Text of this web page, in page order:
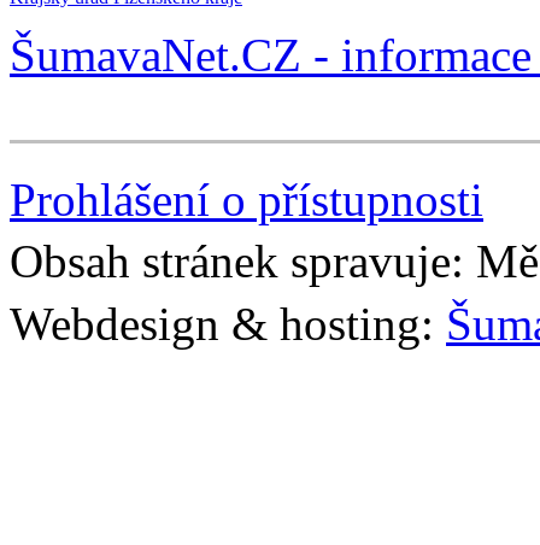
ŠumavaNet.CZ -
Prohlášení o přístupnosti
Obsah stránek spravuje:
Webdesign & hosting: